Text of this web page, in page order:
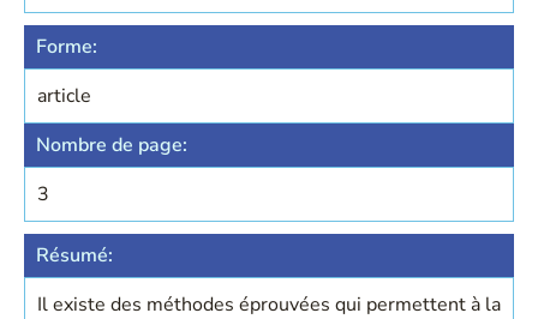
Forme:
article
Nombre de page:
3
Résumé:
Il existe des méthodes éprouvées qui permettent à la